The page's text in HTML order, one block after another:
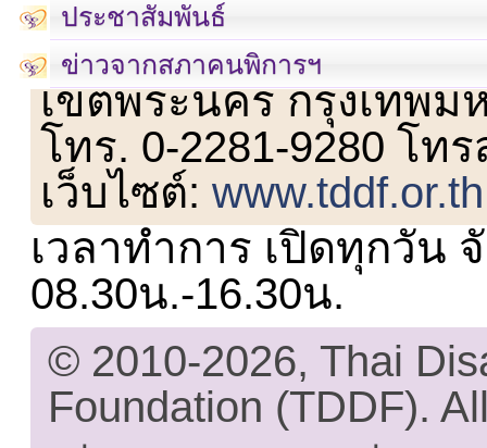
ประชาสัมพันธ์
ข่าวจากสภาคนพิการฯ
เลขที่ 23 ชั้น 2 ถนนวิ
เขตพระนคร กรุงเทพม
โทร. 0-2281-9280 โท
เว็บไซต์:www.tddf.or.th
เวลาทำการ เปิดทุกวัน
08.30น.-16.30น.
© 2010-2026, Thai
Foundation (TDDF).